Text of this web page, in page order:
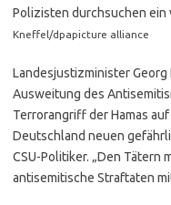
Polizisten durchsuchen ein
Kneffel/dpapicture alliance
Landesjustizminister
Ausweitung des
Terrorangriff der Hamas
Deutschland neuen
CSU-Politiker. „Den Tätern
antisemitische Straftaten